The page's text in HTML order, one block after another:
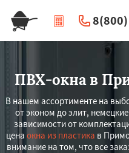
|
ПВХ-окна в
В нашем ассортименте на
от эконом до элит,
зависимости от
цена окна из пластика в
внимание на том, что все